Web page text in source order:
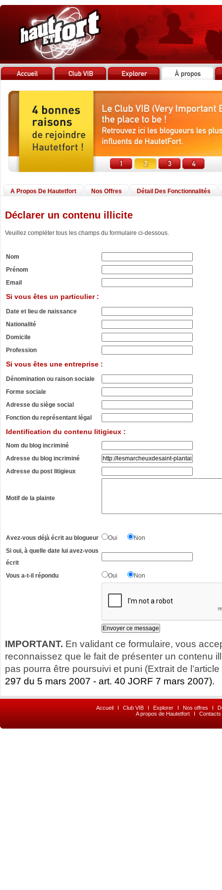
A Propos De Hautetfort Nos Offres Détail Des Fonctionnalités
Déclarer un contenu illicite
Veuillez compléter tous les champs du formulaire ci-dessous.
Nom
Prénom
Email
Si vous êtes un particulier :
Date et lieu de naissance
Nationalité
Domicile
Profession
Si vous êtes une entreprise :
Dénomination ou raison sociale
Forme sociale
Adresse du siège social
Fonction du représentant légal
Identification du contenu litigieux :
Nom du blog incriminé
Adresse du blog incriminé
Adresse du post litigieux
Motif de la plainte
Avez-vous déjà écrit au blogueur Oui
Non
Si oui, à quelle date lui avez-vous
écrit
Vous a-t-il répondu
Oui Non
IMPORTANT. En validant ce formulaire, vous
reconnaissez que le fait de présenter un contenu
pas pourra être poursuivi et puni (Extrait de
297 du 5 mars 2007 - art. 40 JORF 7 mars 2007).
Accueil I Club VIB I Explorer I Nos offres I
A propos de Hautetfort
I Contacts